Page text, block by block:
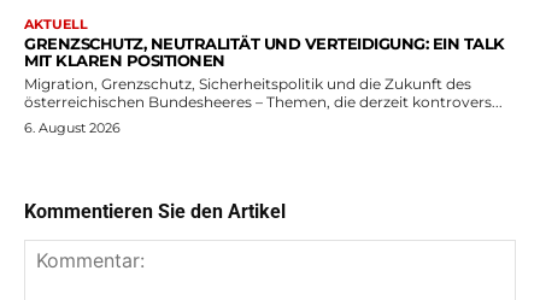
AKTUELL
GRENZSCHUTZ, NEUTRALITÄT UND VERTEIDIGUNG: EIN TALK
MIT KLAREN POSITIONEN
Migration, Grenzschutz, Sicherheitspolitik und die Zukunft des
österreichischen Bundesheeres – Themen, die derzeit kontrovers...
6. August 2026
Kommentieren Sie den Artikel